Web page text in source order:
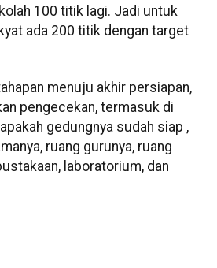
100 titik lagi. Jadi untuk
ada 200 titik dengan target
menuju akhir persiapan,
pengecekan, termasuk di
gedungnya sudah siap ,
ruang gurunya, ruang
laboratorium, dan